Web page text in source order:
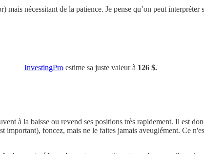
mais nécessitant de la patience. Je pense qu’on peut
InvestingPro estime sa juste valeur à 126 $.
à la baisse ou revend ses positions très rapidement. Il est
foncez, mais ne le faites jamais aveuglément. Ce